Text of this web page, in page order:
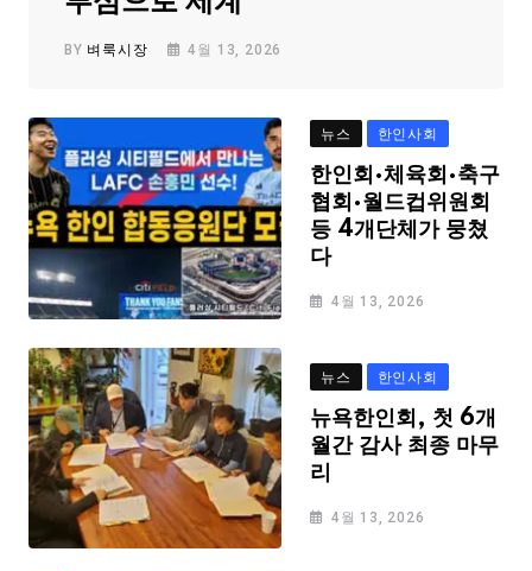
BY 벼룩시장 4월 13, 2026
뉴스 한인사회
한인회·체육회·축구
협회·월드컵위원회
등 4개단체가 뭉쳤
다
4월 13, 2026
뉴스 한인사회
뉴욕한인회, 첫 6개
월간 감사 최종 마무
리
4월 13, 2026